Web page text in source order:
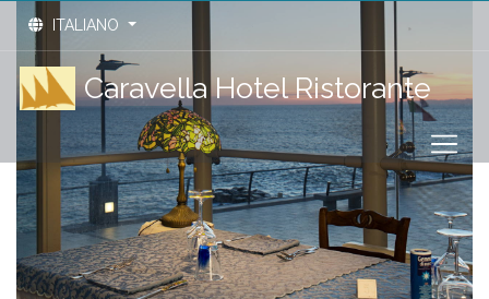
ITALIANO
Caravella Hotel Ristorante